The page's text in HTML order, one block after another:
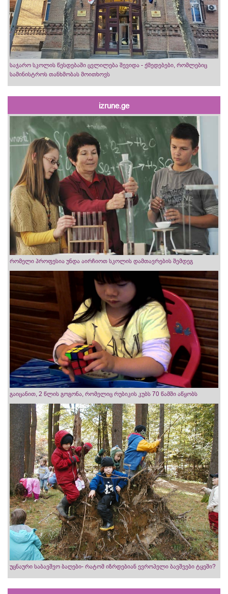
საჯარო სკოლის წესდებაში ცვლილება შევიდა - ქმედებები, რომლებიც
სამინისტროს თანხმობას მოითხოვს
izrune.ge
რომელი პროფესია უნდა აირჩიოთ სკოლის დამთავრების შემდეგ
გაიცანით, 2 წლის გოგონა, რომელიც რუბიკის კუბს 70 წამში აწყობს
უცნაური საბავშვო ბაღები- რატომ იზრდებიან ევროპელი ბავშვები ტყეში?